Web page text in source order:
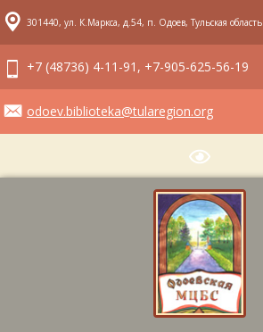
301440, ул. К.Маркса, д.54, п. Одоев, Тульская область
+7 (48736) 4-11-91, +7-905-625-56-19
odoev.biblioteka@tularegion.org